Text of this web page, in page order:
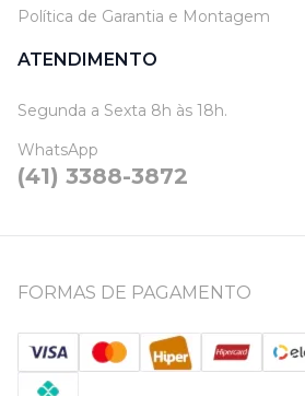
Política de Garantia e Montagem
ATENDIMENTO
Segunda a Sexta 8h às 18h.
WhatsApp
(41) 3388-3872
FORMAS DE PAGAMENTO